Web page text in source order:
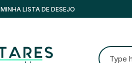
MINHA LISTA DE DESEJO